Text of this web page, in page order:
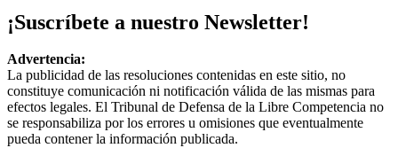
¡Suscríbete a nuestro Newsletter!
Advertencia:
La publicidad de las resoluciones contenidas en este sitio, no
constituye comunicación ni notificación válida de las mismas para
efectos legales. El Tribunal de Defensa de la Libre Competencia no
se responsabiliza por los errores u omisiones que eventualmente
pueda contener la información publicada.